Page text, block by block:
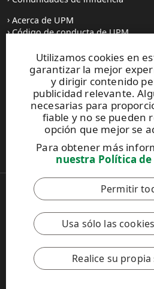
Utilizamos cookies en
garantizar la mejor
y dirigir contenido
publicidad relevante.
necesarias para
fiable y no se pueden
opción que mejor se
Para obtener más
nuestra Política
Permitir
Usa sólo las
Realice su propia
Acerca de UPM
Código de conducta de UPM
Prensa
Todas las noticias
Contacto
Este sitio está protegido por
Política de privacidady los
Copyright © 2026 UPM
UPM Global
Notificación legal
Política de Privacidad
Configuración de la política de